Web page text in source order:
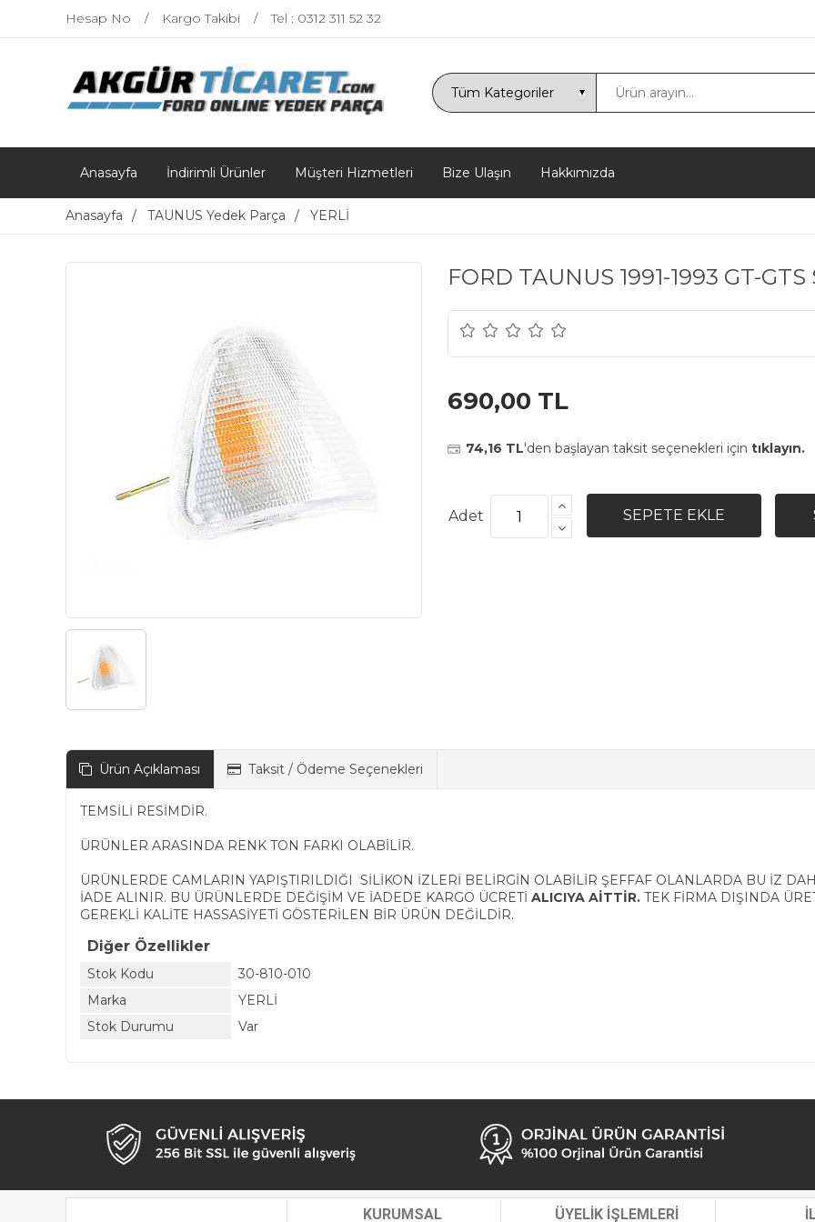
Hesap No Kargo Takibi Tel : 0312 311 52 32
Anasayfa İndirimli Ürünler Müşteri Hizmetleri Bize Ulaşın Hakkımızda
Anasayfa TAUNUS Yedek Parça YERLİ
FORD TAUNUS 1991-1993 GT-GTS
690,00 TL
74,16 TL'den başlayan taksit seçenekleri için tıklayın.
Adet
Ürün Açıklaması Taksit / Ödeme Seçenekleri
TEMSİLİ RESİMDİR.
ÜRÜNLER ARASINDA RENK TON FARKI OLABİLİR.
ÜRÜNLERDE CAMLARIN YAPIŞTIRILDIĞI SİLİKON İZLERİ BELİRGİN OLABİLİR ŞEFFAF OLANLARDA BU İZ
İADE ALINIR. BU ÜRÜNLERDE DEĞİŞİM VE İADEDE KARGO ÜCRETİ ALICIYA AİTTİR. TEK FİRMA DIŞINDA
GEREKLİ KALİTE HASSASİYETİ GÖSTERİLEN BİR ÜRÜN DEĞİLDİR.
Diğer Özellikler
Stok Kodu
30-810-010
Marka
YERLİ
Stok Durumu
Var
KURUMSAL ÜYELİK İŞLEMLERİ